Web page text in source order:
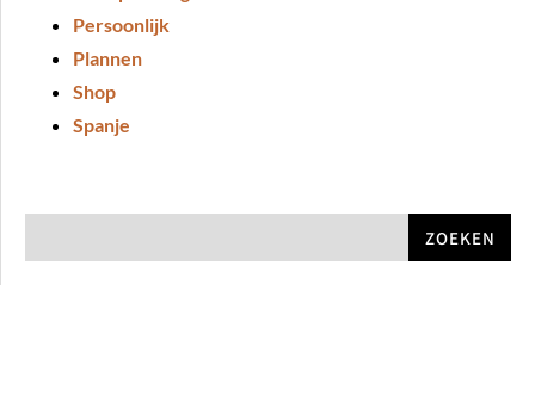
Persoonlijk
Plannen
Shop
Spanje
ZOEKEN